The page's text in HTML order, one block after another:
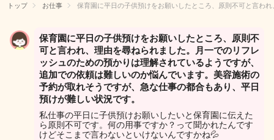
イト
トップ お仕事 保育園に平日の子供預けをお願いしたところ、原則不可と言わ
保育園に平日の子供預けをお願いしたところ、原則不
可と言われ、理由を尋ねられました。月一でのリフレ
ッシュのための預かりは理解されているようですが、
追加での依頼は難しいのか悩んでいます。美容施術の
予約が取れそうですが、急な仕事の都合もあり、平日
預けが難しい状況です。
私仕事の平日に子供預けお願いしたいと保育園に伝えた
ら原則不可です。何の用事ですか？って聞かれたんです
けどそこまで言わないといけないんですかね💦